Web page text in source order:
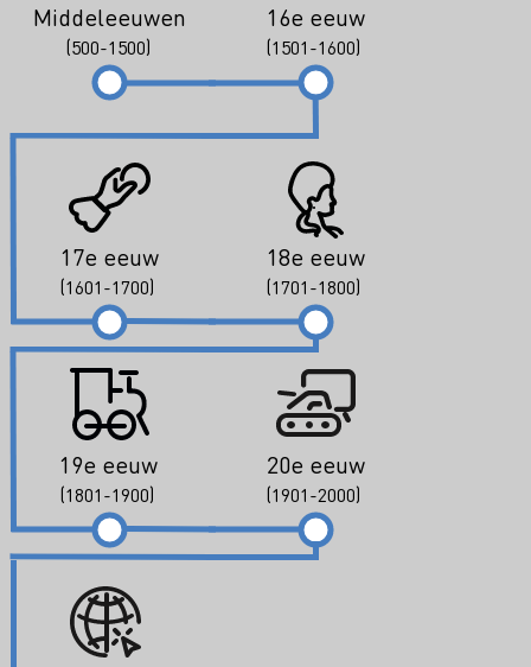
Middeleeuwen
(500-1500)
16e eeuw
(1501-1600)
17e eeuw
(1601-1700)
18e eeuw
(1701-1800)
19e eeuw
(1801-1900)
20e eeuw
(1901-2000)